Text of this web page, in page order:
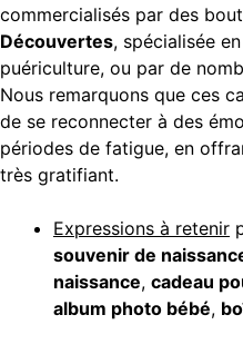
commercialisés par des
Découvertes, spécialisée
puériculture, ou par de
Nous remarquons que ces
de se reconnecter à des
périodes de fatigue, en
très gratifiant.
Expressions à retenir
souvenir de
naissance, cadeau
album photo bébé,